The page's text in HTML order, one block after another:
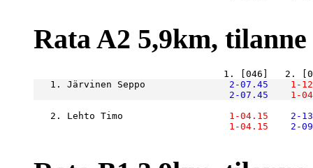
Rata A2 5,9km,
   1. Järvinen Seppo
    2-07.45
1-
    2-07.45
1-
   2. Lehto Timo
    1-04.15
2-
    1-04.15
2-